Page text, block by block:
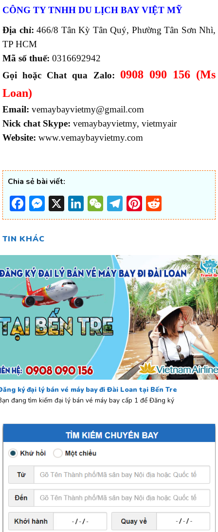
CÔNG TY TNHH DU LỊCH BAY VIỆT MỸ
Địa chỉ: 466/8 Tân Kỳ Tân Quý, Phường Tân Sơn Nhì,
TP HCM
Mã số thuế: 0316692942
Gọi hoặc Chat qua Zalo:
0908 090 156 (Ms
Loan)
Email: vemaybayvietmy@gmail.com
Nick chat Skype: vemaybayvietmy, vietmyair
Website: www.vemaybayvietmy.com
Chia sẻ bài viết:
Facebook
Messenger
X LinkedIn
WeChat
Telegram
Pinterest
TIN KHÁC
ký đại lý bán vé máy bay đi Đài Loan tại Bến Tre
đang tìm kiếm đại lý bán vé máy bay cấp 1 để Đăng ký